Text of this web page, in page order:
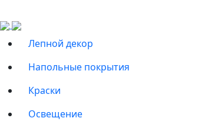
Лепной декор
Напольные покрытия
Краски
Освещение